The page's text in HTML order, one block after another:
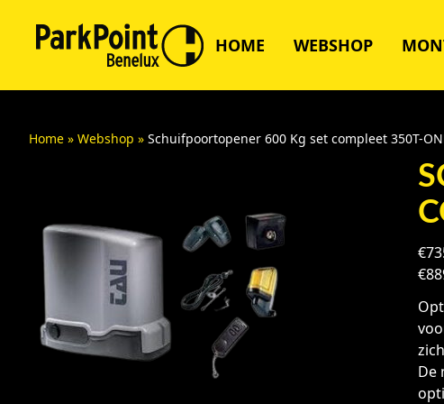
HOME WEBSHOP
Home » Webshop » Schuifpoortopener 600 Kg set compleet 350T-
€
€
De